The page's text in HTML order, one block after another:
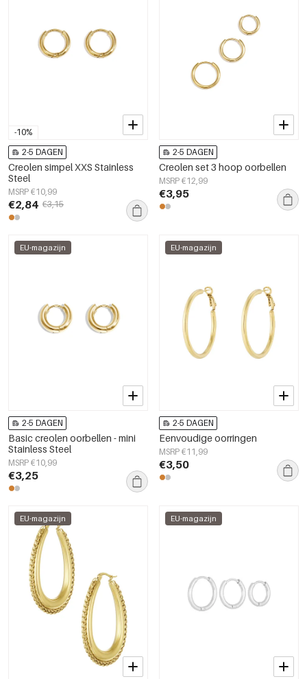
-10%
2-5 DAGEN
Creolen simpel XXS Stainless
Steel
MSRP €10,99
€2,84 €3,15
2-5 DAGEN
Creolen set 3 hoop oorbellen
MSRP €12,99
€3,95
EU-magazijn
2-5 DAGEN
Basic creolen oorbellen - mini
Stainless Steel
MSRP €10,99
€3,25
EU-magazijn
2-5 DAGEN
Eenvoudige oorringen
MSRP €11,99
€3,50
EU-magazijn EU-magazijn